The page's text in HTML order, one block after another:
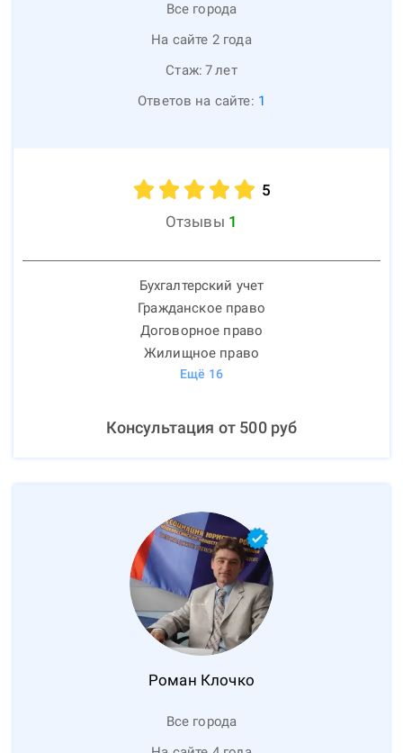
Все города
На сайте 2 года
Стаж: 7лет
Ответов на сайте: 1
5
Отзывы 1
Бухгалтерский учет
Гражданское право
Договорное право
Жилищное право
Ещё 16
Консультация от 500руб
Роман Клочко
Все города